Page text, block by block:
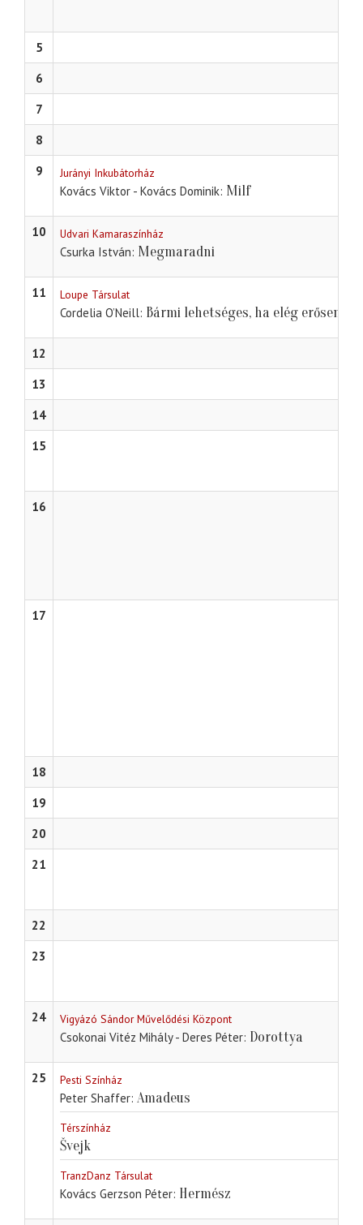
5
6
7
8
9
Jurányi Inkubátorház
Kovács Viktor - Kovács Dominik Milf
10 Udvari Kamaraszínház
Csurka István Megmaradni
11 Loupe Társulat
Cordelia O’Neill Bármi lehetséges, ha elég erősen
12
13
14
15
16
17
18
19
20
21
22
23
24 Vigyázó Sándor Művelődési Központ
Csokonai Vitéz Mihály - Deres Péter Dorottya
25 Pesti Színház
Peter Shaffer Amadeus
Térszínház
Švejk
TranzDanz Társulat
Kovács Gerzson Péter Hermész